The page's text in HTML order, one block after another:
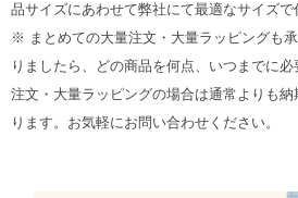
品サイズにあわせて弊社にて最適なサイズで
※ まとめての大量注文・大量ラッピングも
りましたら、どの商品を何点、いつまでに
注文・大量ラッピングの場合は通常よりも
ります。お気軽にお問い合わせください。